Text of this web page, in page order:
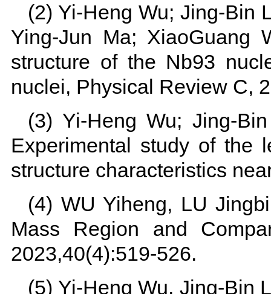
(2) Yi-Heng Wu; Jing-Bin
Ying-Jun Ma; XiaoGuang
structure of the Nb93
nuclei, Physical Review C,
(3) Yi-Heng Wu; Jing-
Experimental study of the
structure characteristics
(4) WU Yiheng, LU
Mass Region and
2023,40(4):519-526.
(5) Yi-Heng Wu, Jing-Bin